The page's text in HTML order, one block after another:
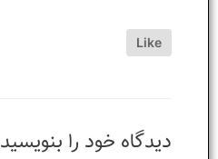
Like
دیدگاه‌ خود را بنویسید